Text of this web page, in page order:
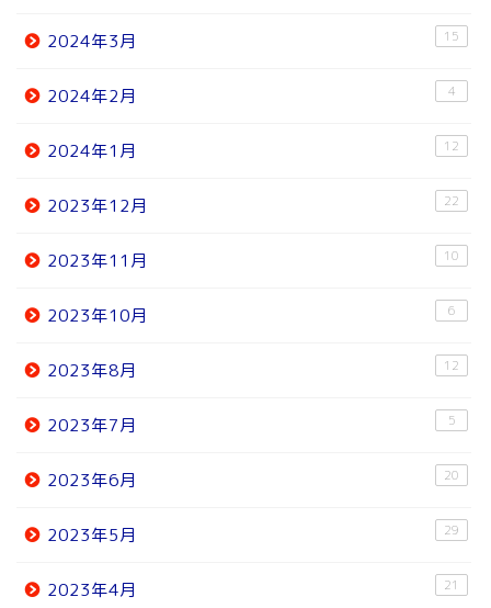
2024年3月 15
2024年2月 4
2024年1月 12
2023年12月 22
2023年11月 10
2023年10月 6
2023年8月 12
2023年7月 5
2023年6月 20
2023年5月 29
2023年4月 21